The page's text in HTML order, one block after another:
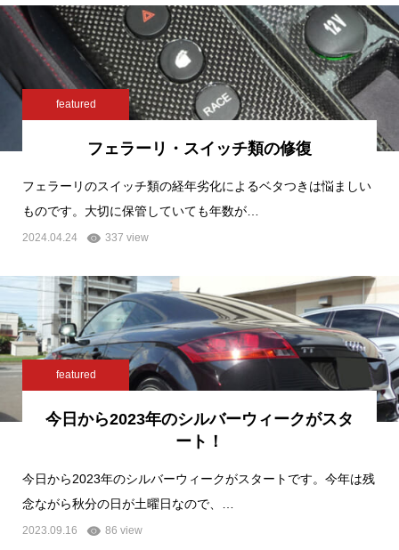
featured
フェラーリ・スイッチ類の修復
フェラーリのスイッチ類の経年劣化によるベタつきは悩ましい
ものです。大切に保管していても年数が…
2024.04.24 337 view
featured
今日から2023年のシルバーウィークがスタ
ート！
今日から2023年のシルバーウィークがスタートです。今年は残
念ながら秋分の日が土曜日なので、…
2023.09.16 86 view